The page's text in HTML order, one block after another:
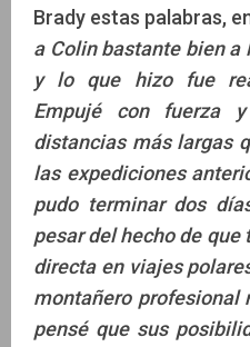
Brady estas palabras,
a Colin bastante bien a
y lo que hizo fue
Empujé con fuerza
distancias más largas
las expediciones
pudo terminar dos
pesar del hecho de
directa en viajes
montañero profesional
pensé que sus